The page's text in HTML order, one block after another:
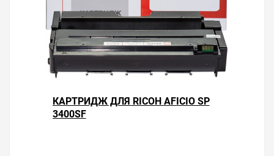
КАРТРИДЖ ДЛЯ RICOH AFICIO SP
3400SF